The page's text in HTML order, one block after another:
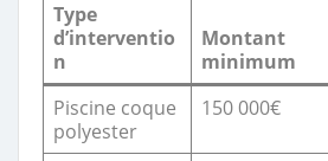
Type
d’interventio
n
Montant
minimum
Piscine coque
polyester
150 000€